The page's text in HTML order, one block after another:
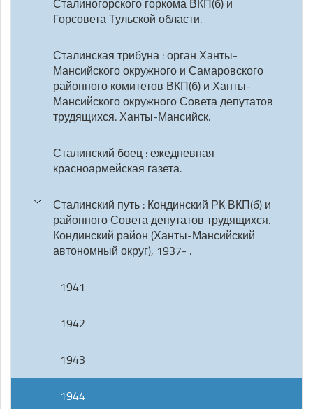
Сталиногорского горкома ВКП(б) и
Горсовета Тульской области.
Сталинская трибуна : орган Ханты-
Мансийского окружного и Самаровского
районного комитетов ВКП(б) и Ханты-
Мансийского окружного Совета депутатов
трудящихся. Ханты-Мансийск.
Сталинский боец : ежедневная
красноармейская газета.
Сталинский путь : Кондинский РК ВКП(б) и
районного Совета депутатов трудящихся.
Кондинский район (Ханты-Мансийский
автономный округ), 1937- .
1941
1942
1943
1944